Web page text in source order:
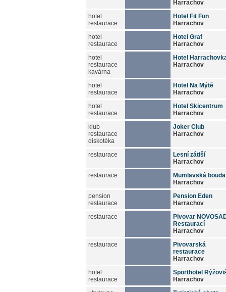
Harrachov
hotel
restaurace
Hotel Fit Fun
Harrachov
hotel
restaurace
Hotel Graf
Harrachov
hotel
restaurace
kavárna
Hotel
Harrachov
hotel
restaurace
Hotel Na Mýtě
Harrachov
hotel
restaurace
Hotel Skicentrum
Harrachov
klub
restaurace
diskotéka
Joker Club
Harrachov
restaurace
Lesní zátiší
Harrachov
restaurace
Mumlavská bouda
Harrachov
pension
restaurace
Pension Eden
Harrachov
restaurace
Pivovar
Restaurací
Harrachov
restaurace
Pivovarská
restaurace
Harrachov
hotel
restaurace
Sporthotel
Harrachov